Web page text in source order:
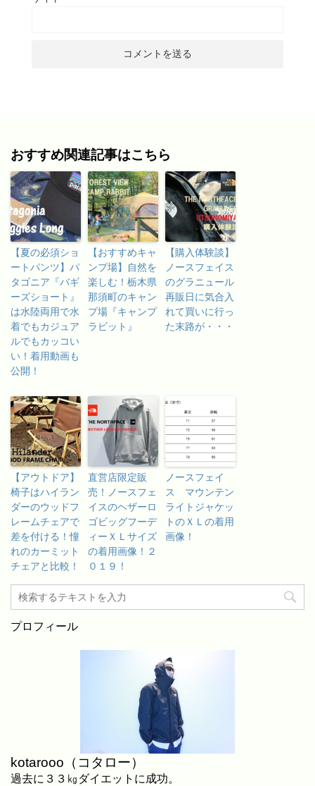
おすすめ関連記事はこちら
【夏の必須ショ
ートパンツ】パ
タゴニア『バギ
ーズショート』
は水陸両用で水
着でもカジュア
ルでもカッコい
い！着用動画も
公開！
【おすすめキャ
ンプ場】自然を
楽しむ！栃木県
那須町のキャン
プ場『キャンプ
ラビット』
【購入体験談】
ノースフェイス
のグラニュール
再販日に気合入
れて買いに行っ
た末路が・・・
【アウトドア】
椅子はハイラン
ダーのウッドフ
レームチェアで
差を付ける！憧
れのカーミット
チェアと比較！
直営店限定販
売！ノースフェ
イスのヘザーロ
ゴビッグフーデ
ィーＸＬサイズ
の着用画像！２
０１９！
ノースフェイ
ス マウンテン
ライトジャケッ
トのＸＬの着用
画像！
プロフィール
kotarooo（コタロー）
過去に３３㎏ダイエットに成功。